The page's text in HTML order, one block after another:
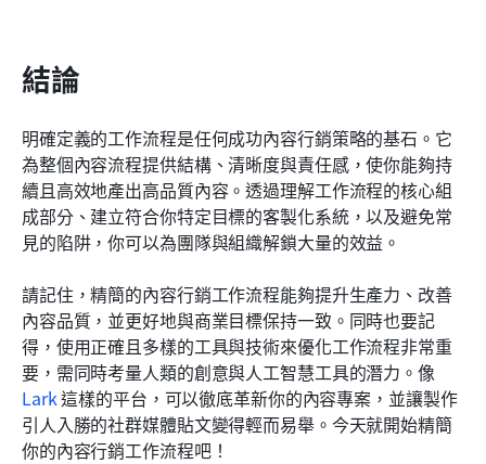
結論
明確定義的工作流程是任何成功內容行銷策略的基石。它
為整個內容流程提供結構、清晰度與責任感，使你能夠持
續且高效地產出高品質內容。透過理解工作流程的核心組
成部分、建立符合你特定目標的客製化系統，以及避免常
見的陷阱，你可以為團隊與組織解鎖大量的效益。
請記住，精簡的內容行銷工作流程能夠提升生產力、改善
內容品質，並更好地與商業目標保持一致。同時也要記
得，使用正確且多樣的工具與技術來優化工作流程非常重
Lark 這樣的平台，可以徹底革新你的內容專案，並讓製作
引人入勝的社群媒體貼文變得輕而易舉。今天就開始精簡
你的內容行銷工作流程吧！